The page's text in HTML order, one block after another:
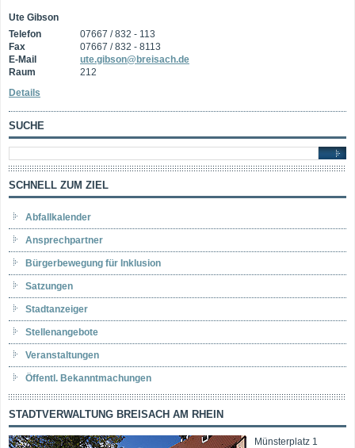
Ute Gibson
Telefon
07667 / 832 - 113
Fax
07667 / 832 - 8113
E-Mail
ute.gibson@breisach.de
Raum
212
Details
SUCHE
SCHNELL ZUM ZIEL
Abfallkalender
Ansprechpartner
Bürgerbewegung für Inklusion
Satzungen
Stadtanzeiger
Stellenangebote
Veranstaltungen
Öffentl. Bekanntmachungen
STADTVERWALTUNG BREISACH AM RHEIN
Münsterplatz 1